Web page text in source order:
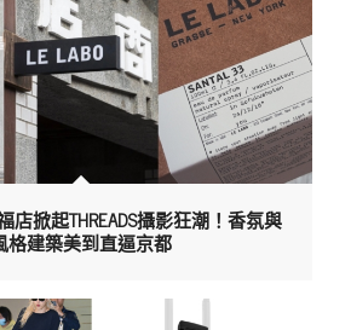
店掀起THREADS攝影狂潮！香氛與
格建築美到直逼京都